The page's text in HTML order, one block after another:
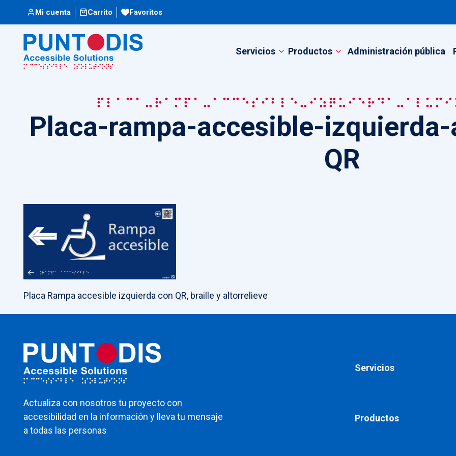
Mi cuenta Carrito Favoritos
Servicios Productos Administración pública
Placa-rampa-accesible-izquierda-
Placa-rampa-accesible-
QR
Placa Rampa accesible izquierda con QR, braille y altorrelieve
Actualiza con nosotros tu proyecto con
accesibilidad en la información y lleva tu mensaje
a todas las personas
Servicios
Productos